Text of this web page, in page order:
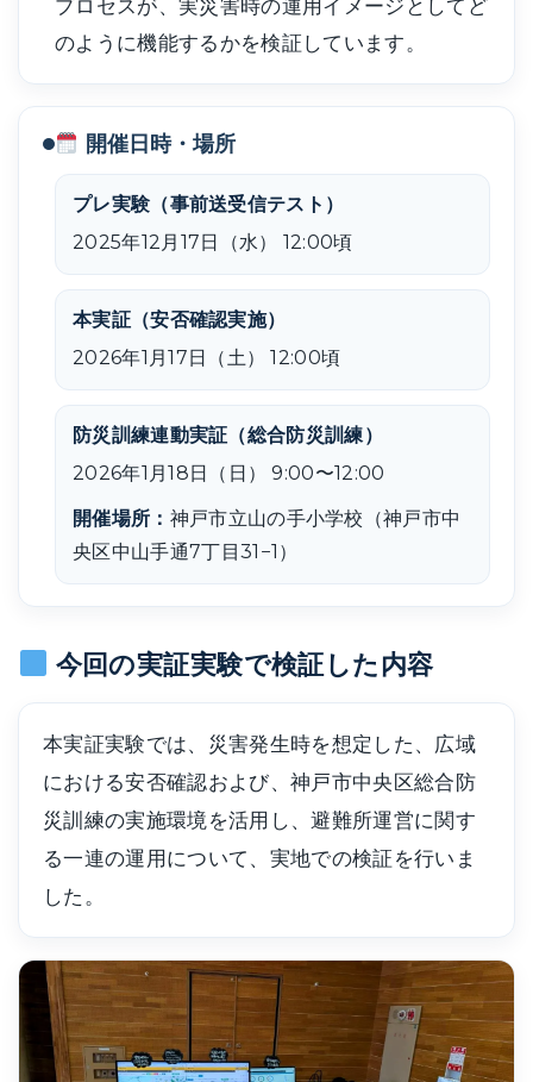
プロセスが、実災害時の運用イメージとしてど
のように機能するかを検証しています。
開催日時・場所
プレ実験（事前送受信テスト）
2025年12月17日（水） 12:00頃
本実証（安否確認実施）
2026年1月17日（土） 12:00頃
防災訓練連動実証（総合防災訓練）
2026年1月18日（日） 9:00〜12:00
開催場所： 神戸市立山の手小学校（神戸市中
央区中山手通7丁目31−1）
今回の実証実験で検証した内容
本実証実験では、災害発生時を想定した、広域
における安否確認および、神戸市中央区総合防
災訓練の実施環境を活用し、避難所運営に関す
る一連の運用について、実地での検証を行いま
した。